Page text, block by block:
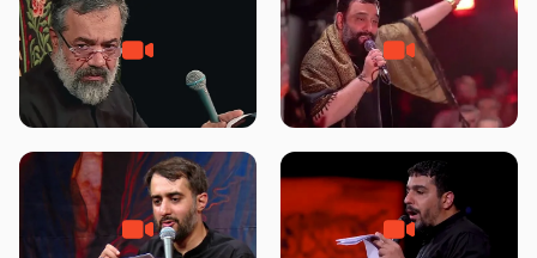
جانا جانا ابی عبدالله – کربلایی جواد
مقدم – شب هشتم محرم 1448 –
مادر منم مثل تو خمیدم – حاج
محمود کریمی – شهادت حضرت
هیئت رایة العباس علیه السلام